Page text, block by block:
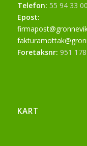
Telefon: 55 94 33 00
Epost:
Foretaksnr: 951
KART